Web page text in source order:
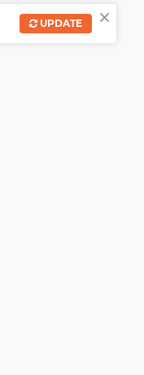
×
UPDATE